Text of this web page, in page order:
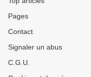
Pages
Contact
Signaler un abus
C.G.U.